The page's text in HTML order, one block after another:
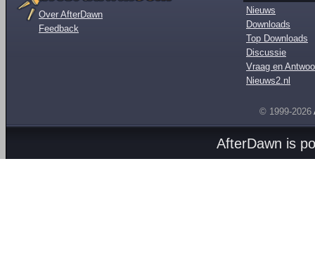
Over AfterDawn
Feedback
Nieuws
Downloads
Top Downloads
Discussie
Vraag en
Nieuws2.nl
© 1999-2026
AfterDawn is